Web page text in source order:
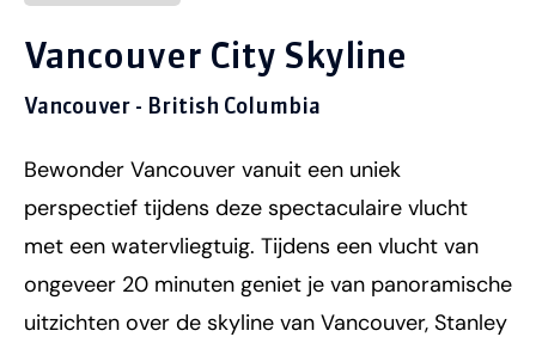
Vancouver City Skyline
Vancouver - British Columbia
Bewonder Vancouver vanuit een uniek
perspectief tijdens deze spectaculaire vlucht
met een watervliegtuig. Tijdens een vlucht van
ongeveer 20 minuten geniet je van panoramische
uitzichten over de skyline van Vancouver, Stanley